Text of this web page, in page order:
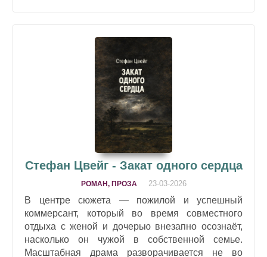
Стефан Цвейг - Закат одного сердца
РОМАН, ПРОЗА 23-03-2026
В центре сюжета — пожилой и успешный
коммерсант, который во время совместного
отдыха с женой и дочерью внезапно осознаёт,
насколько он чужой в собственной семье.
Масштабная драма разворачивается не во